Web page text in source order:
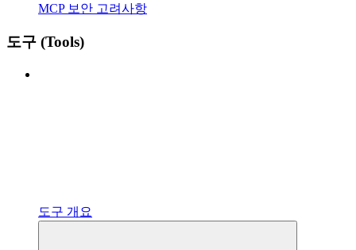
MCP 보안 고려사항
도구 (Tools)
도구 개요